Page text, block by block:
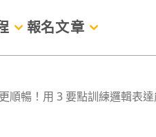
報名文章
順暢！用 3 要點訓練邏輯表